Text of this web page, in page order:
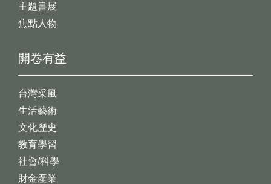
開卷有益
台灣采風
生活藝術
文化歷史
教育學習
社會/科學
財金產業
主題書展
焦點人物